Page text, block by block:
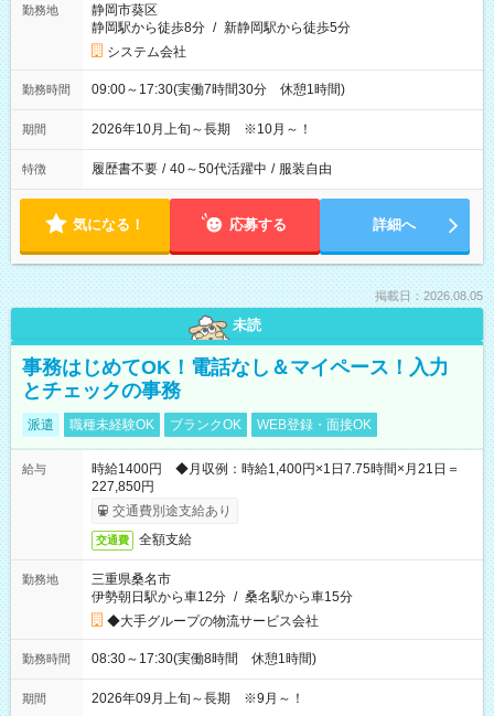
勤務地
静岡市葵区
静岡駅から徒歩8分 / 新静岡駅から徒歩5分
システム会社
勤務時間 09:00～17:30(実働7時間30分 休憩1時間)
期間 2026年10月上旬～長期 ※10月～！
特徴 履歴書不要 / 40～50代活躍中 / 服装自由
気になる！ 応募する 詳細へ
掲載日：2026.08.05
未読
事務はじめてOK！電話なし＆マイペース！入力
とチェックの事務
派遣 職種未経験OK ブランクOK WEB登録・面接OK
給与
時給1400円 ◆月収例：時給1,400円×1日7.75時間×月21日＝
227,850円
交通費別途支給あり
交通費 全額支給
勤務地
三重県桑名市
伊勢朝日駅から車12分 / 桑名駅から車15分
◆大手グループの物流サービス会社
勤務時間 08:30～17:30(実働8時間 休憩1時間)
期間 2026年09月上旬～長期 ※9月～！